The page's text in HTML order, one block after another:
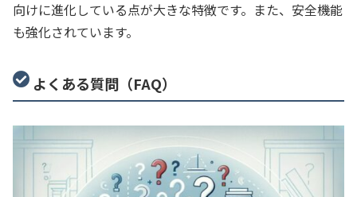
向けに進化している点が大きな特徴です。また、安全機能
も強化されています。
よくある質問（FAQ）